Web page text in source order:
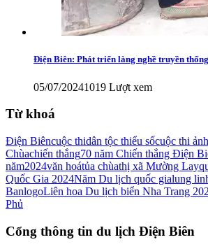
Điện Biên: Phát triển làng nghề truyền
05/07/20241019 Lượt xem
Từ khoá
Điện Biêncuộc thidân tộc thiểu sốcuộc thi ảnh
Chùachiến thắng70 năm Chiến thắng Điện
năm2024văn hoátủa chùathị xã Mường Lay
Quốc Gia 2024Năm Du lịch quốc gialung
BanlogoLiên hoa Du lịch biển Nha Trang
Phủ
Cổng thông tin du lịch Điện Biên